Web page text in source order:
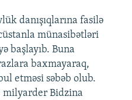
danışıqlarına fasilə
münasibətləri
başlayıb. Buna
baxmayaraq,
etməsi səbəb olub.
milyarder Bidzina